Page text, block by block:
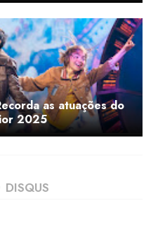
as atuações do
2025